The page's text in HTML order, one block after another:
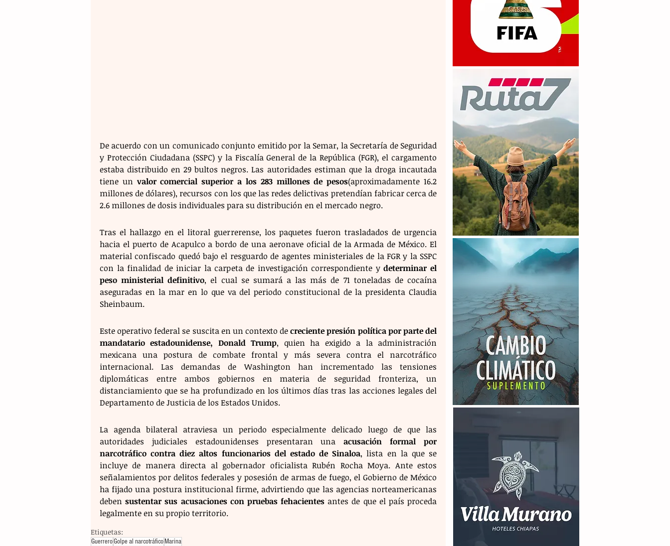
De acuerdo con un comunicado conjunto emitido por la Semar, la Secretaría de Seguridad
y Protección Ciudadana (SSPC) y la Fiscalía General de la República (FGR), el cargamento
estaba distribuido en 29 bultos negros. Las autoridades estiman que la droga incautada
tiene un valor comercial superior a los 283 millones de pesos(aproximadamente 16.2
millones de dólares), recursos con los que las redes delictivas pretendían fabricar cerca de
2.6 millones de dosis individuales para su distribución en el mercado negro.
Tras el hallazgo en el litoral guerrerense, los paquetes fueron trasladados de urgencia
hacia el puerto de Acapulco a bordo de una aeronave oficial de la Armada de México. El
material confiscado quedó bajo el resguardo de agentes ministeriales de la FGR y la SSPC
con la finalidad de iniciar la carpeta de investigación correspondiente y determinar el
peso ministerial definitivo, el cual se sumará a las más de 71 toneladas de cocaína
aseguradas en la mar en lo que va del periodo constitucional de la presidenta Claudia
Sheinbaum.
Este operativo federal se suscita en un contexto de creciente presión política por parte del
mandatario estadounidense, Donald Trump, quien ha exigido a la administración
mexicana una postura de combate frontal y más severa contra el narcotráfico
internacional. Las demandas de Washington han incrementado las tensiones
diplomáticas entre ambos gobiernos en materia de seguridad fronteriza, un
distanciamiento que se ha profundizado en los últimos días tras las acciones legales del
Departamento de Justicia de los Estados Unidos.
La agenda bilateral atraviesa un periodo especialmente delicado luego de que las
autoridades judiciales estadounidenses presentaran una acusación formal por
narcotráfico contra diez altos funcionarios del estado de Sinaloa, lista en la que se
incluye de manera directa al gobernador oficialista Rubén Rocha Moya. Ante estos
señalamientos por delitos federales y posesión de armas de fuego, el Gobierno de México
ha fijado una postura institucional firme, advirtiendo que las agencias norteamericanas
deben sustentar sus acusaciones con pruebas fehacientes antes de que el país proceda
legalmente en su propio territorio.
Etiquetas:
GuerreroGolpe al narcotráfico Marina